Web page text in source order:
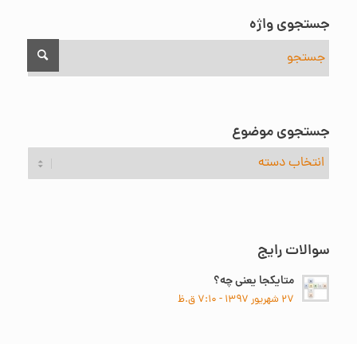
جستجوی واژه
جستجوی موضوع
جستجوی
موضوع
سوالات رایج
متایکجا یعنی چه؟
۲۷ شهریور ۱۳۹۷ - ۷:۱۰ ق.ظ